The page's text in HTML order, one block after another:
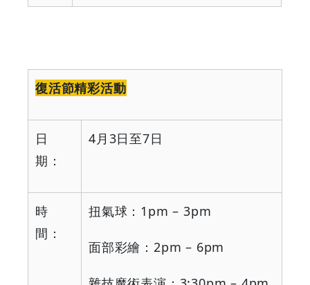
復活節精彩活動
日
期：
4月 3日至7日
時
間：
扭氣球： 1pm – 3pm
面部彩繪： 2pm – 6pm